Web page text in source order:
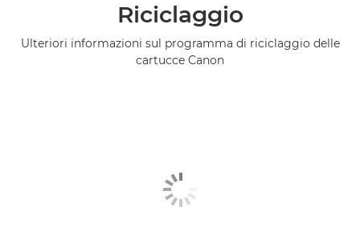
Riciclaggio
Ulteriori informazioni sul programma di riciclaggio delle
cartucce Canon